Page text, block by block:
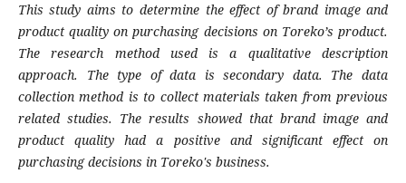
This study aims to determine the effect of brand image and
product quality on purchasing decisions on Toreko’s product.
The research method used is a qualitative description
approach. The type of data is secondary data. The data
collection method is to collect materials taken from previous
related studies. The results showed that brand image and
product quality had a positive and significant effect on
purchasing decisions in Toreko's business.